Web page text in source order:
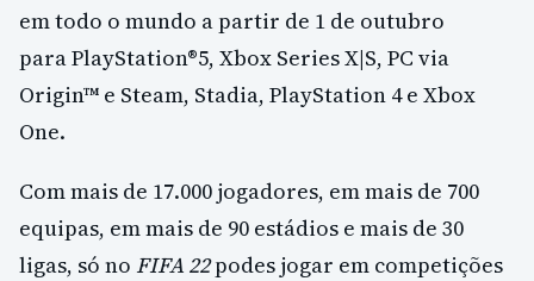
em todo o mundo a partir de 1 de outubro
para PlayStation®5, Xbox Series X|S, PC via
Origin™ e Steam, Stadia, PlayStation 4 e Xbox
One.
Com mais de 17.000 jogadores, em mais de 700
equipas, em mais de 90 estádios e mais de 30
ligas, só no FIFA 22podes jogar em competições